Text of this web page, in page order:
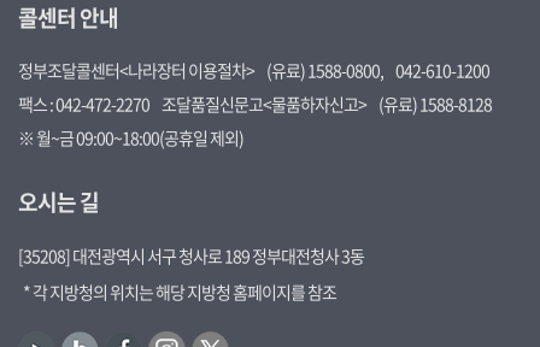
콜센터 안내
정부조달콜센터<나라장터 이용절차> (유료) 1588-0800, 042-610-1200
팩스 : 042-472-2270 조달품질신문고<물품하자신고> (유료) 1588-8128
※ 월~금 09:00~18:00(공휴일 제외)
오시는 길
[35208] 대전광역시 서구 청사로 189 정부대전청사 3동
* 각 지방청의 위치는 해당 지방청 홈페이지를 참조